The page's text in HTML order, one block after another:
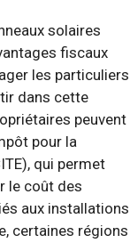
solaires
fiscaux
les particuliers
dans cette
peuvent
pour la
qui permet
le coût des
aux installations
certaines régions